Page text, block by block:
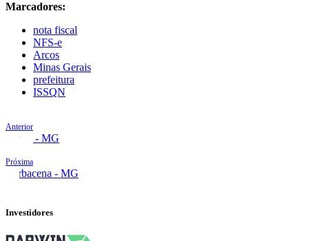
Marcadores:
nota fiscal
NFS-e
Arcos
Minas Gerais
prefeitura
ISSQN
Anterior
Araxá - MG
Próxima
Barbacena - MG
Investidores